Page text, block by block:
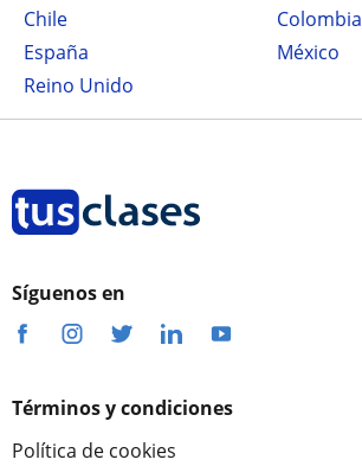
Chile
Colombia
España
México
Reino Unido
Síguenos en
Términos y condiciones
Política de cookies